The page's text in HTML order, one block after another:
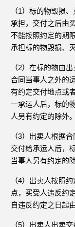
（1）标的物毁损
承担，交付之后由
不能按照约定的期
承担标的物毁损、
（2）在标的物由
合同当事人之外的
有约定交付地点或
一承运人后，标的
人另有约定的除外。
（3）出卖人根据
交付给承运人后，
当事人另有约定的除
（4）出卖人按照
点，买受人违反约
自违反约定之日起
（5）出卖人出卖